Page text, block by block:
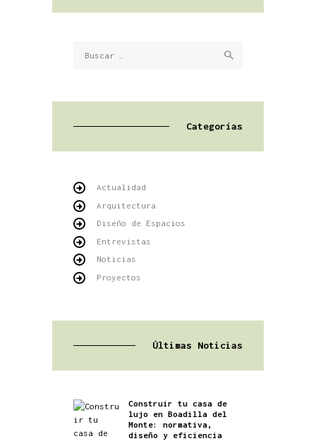
Categorías
Actualidad
Arquitectura
Diseño de Espacios
Entrevistas
Noticias
Proyectos
Últimas Noticias
Construir tu casa de
lujo en Boadilla del
Monte: normativa,
diseño y eficiencia